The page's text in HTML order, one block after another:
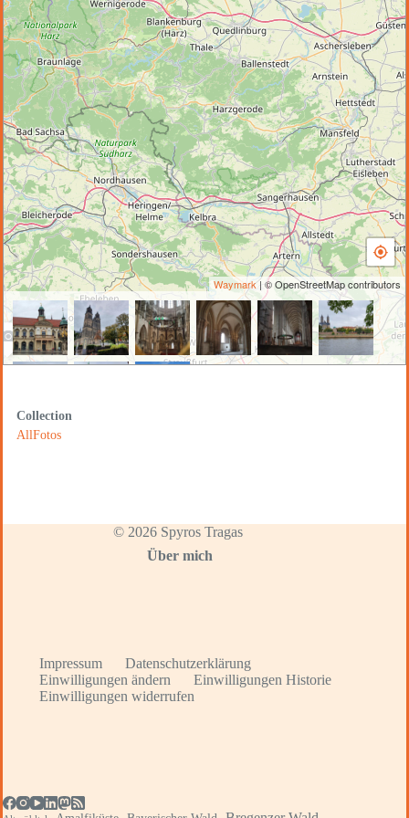
2
Waymark| © OpenStreetMap contributors
Collection
AllFotos
© 2026 Spyros Tragas
Über mich
Impressum
Datenschutzerklärung
Einwilligungen ändern
Einwilligungen Historie
Einwilligungen widerrufen